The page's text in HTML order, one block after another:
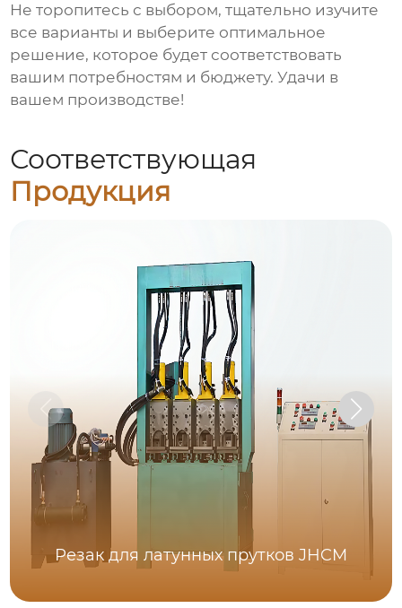
Не торопитесь с выбором, тщательно изучите
все варианты и выберите оптимальное
решение, которое будет соответствовать
вашим потребностям и бюджету. Удачи в
вашем производстве!
Соответствующая
Продукция
Резак для латунных прутков JHCM